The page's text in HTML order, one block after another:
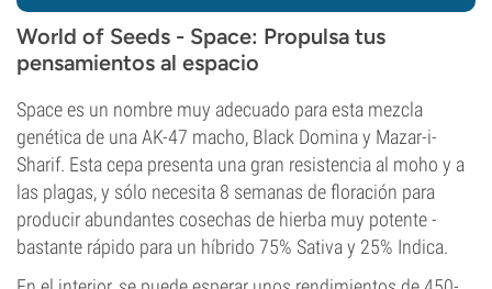
World of Seeds - Space: Propulsa tus
pensamientos al espacio
Space es un nombre muy adecuado para esta mezcla
genética de una AK-47 macho, Black Domina y Mazar-i-
Sharif. Esta cepa presenta una gran resistencia al moho y a
las plagas, y sólo necesita 8 semanas de floración para
producir abundantes cosechas de hierba muy potente -
bastante rápido para un híbrido 75% Sativa y 25% Indica.